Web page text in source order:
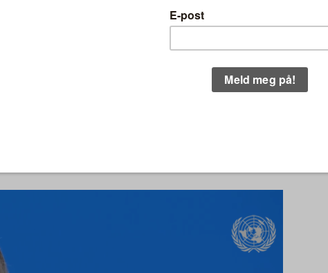
på Pyramid Stage lørdag kveld var ikke varslet
i Stockholm i skyggen